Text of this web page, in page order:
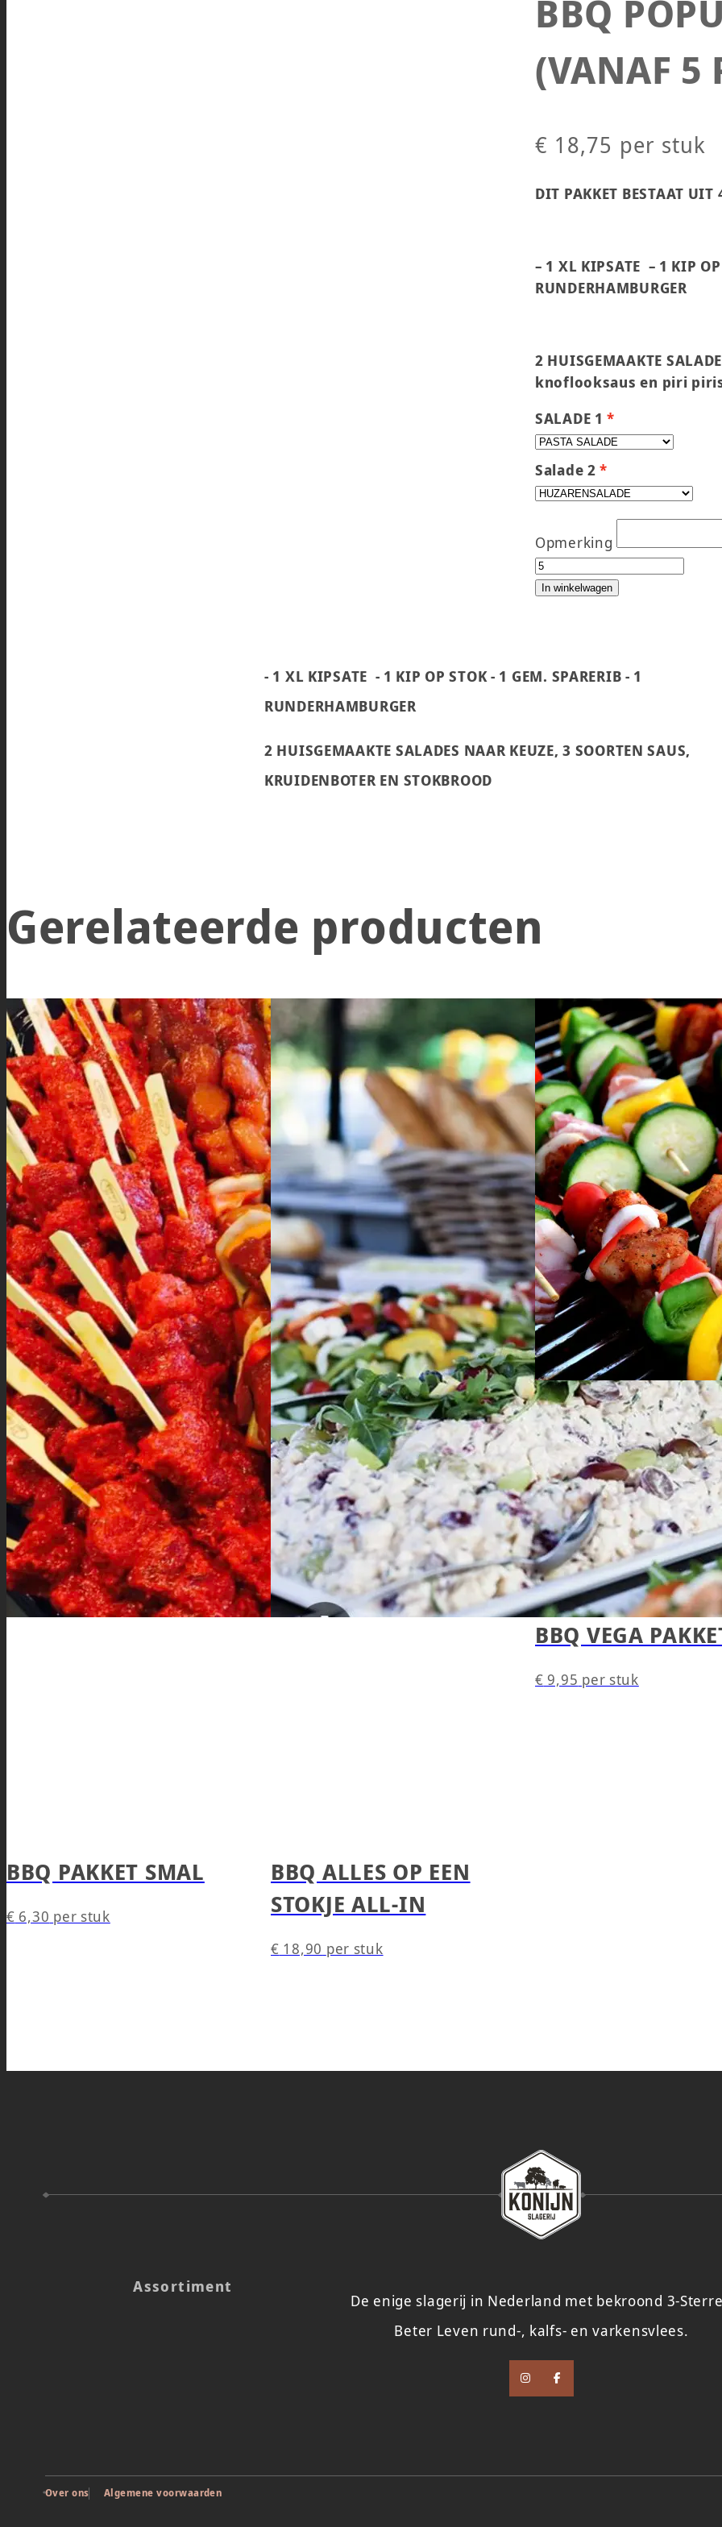
BBQ
(VANAF 5
€ 18,75 per stuk
DIT PAKKET BESTAAT UIT
– 1 XL KIPSATE – 1 KIP
RUNDERHAMBURGER
2 HUISGEMAAKTE
knoflooksaus en piri
SALADE 1
Salade 2
Opmerking
BBQ POPULAIR ALL-IN
In winkelwagen
- 1 XL KIPSATE - 1 KIP OP STOK - 1 GEM. SPARERIB - 1
RUNDERHAMBURGER
2 HUISGEMAAKTE SALADES NAAR KEUZE, 3 SOORTEN SAUS,
KRUIDENBOTER EN STOKBROOD
Gerelateerde producten
BBQ PAKKET SMAL
€ 6,30 per stuk
BBQ ALLES OP EEN
STOKJE ALL-IN
€ 18,90 per stuk
BBQ VEGA
€ 9,95 per stuk
Assortiment
De enige slagerij in Nederland met bekroond 3-
Beter Leven rund-, kalfs- en varkensvlees.
Over ons Algemene voorwaarden